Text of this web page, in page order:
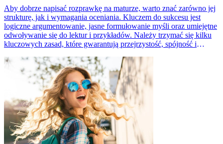
Aby dobrze napisać rozprawkę na maturze, warto znać zarówno jej
strukturę, jak i wymagania oceniania. Kluczem do sukcesu jest
logiczne argumentowanie, jasne formułowanie myśli oraz umiejętne
odwoływanie się do lektur i przykładów. Należy trzymać się kilku
kluczowych zasad, które gwarantują przejrzystość, spójność i
powinna zawierać praca, do czego powinna się odwoływać, jaka
ma być jej minimalna długość.